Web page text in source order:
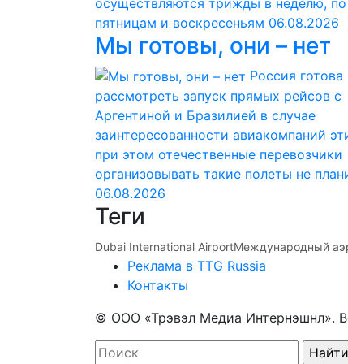
пятницам и воскресеньям 06.08.2026
Мы готовы, они – нет
Россия готова
рассмотреть запуск прямых рейсов с
Аргентиной и Бразилией в случае
заинтересованности авиакомпаний
при этом отечественные перевозчики
организовывать такие полеты не
06.08.2026
Теги
Dubai International AirportМеждународный
Реклама в TTG Russia
Контакты
© ООО «Трэвэл Медиа Интернэшнл».